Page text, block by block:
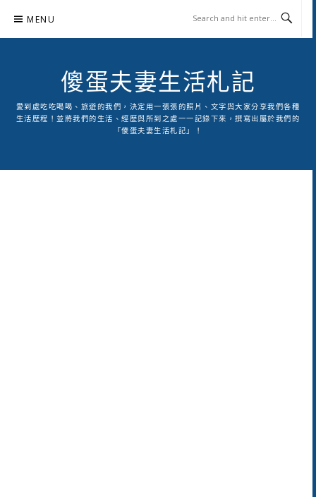
content
MENU
傻蛋夫妻生活札記
愛到處吃吃喝喝、旅遊的我們，決定用一張張的照片、文字與大家分享我們各種
生活歷程！並將我們的生活、經歷與所到之處一一記錄下來，撰寫出屬於我們的
「傻蛋夫妻生活札記」！